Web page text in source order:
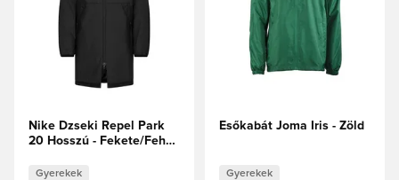
Nike Dzseki Repel Park
20 Hosszú - Fekete/Fehér
Gyerekek
Esőkabát Joma Iris - Zöld
Gyerekek